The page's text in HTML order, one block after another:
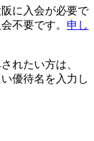
に入会が必要で
不要です。 申し
れたい方は、
優待名を入力し